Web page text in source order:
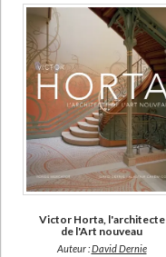
Victor Horta, l'architecte
de l'Art nouveau
Auteur :David Dernie